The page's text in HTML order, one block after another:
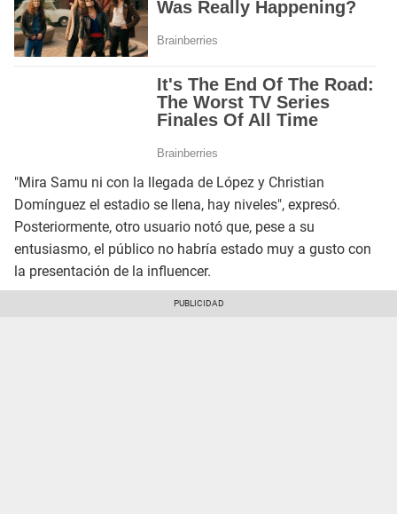
"Mira Samu ni con la llegada de López y Christian
Domínguez el estadio se llena, hay niveles", expresó.
Posteriormente, otro usuario notó que, pese a su
entusiasmo, el público no habría estado muy a gusto con
la presentación de la influencer.